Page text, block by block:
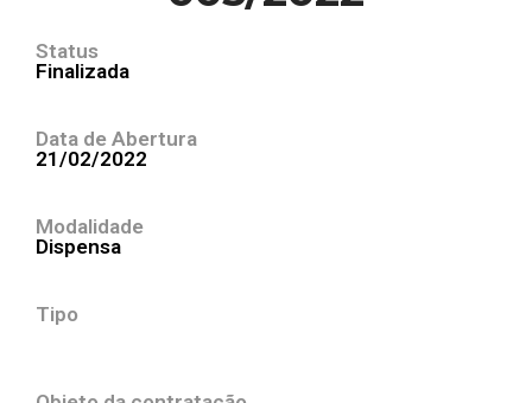
Status
Finalizada
Data de Abertura
21/02/2022
Modalidade
Dispensa
Tipo